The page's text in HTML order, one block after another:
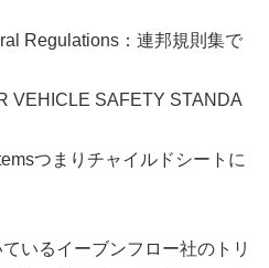
Regulations：連邦規則集で
VEHICLE SAFETY STANDA
つまりチャイルドシートに
いるイーブンフロー社のトリ